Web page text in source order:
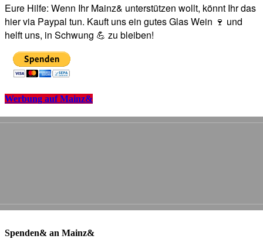
Eure Hilfe: Wenn Ihr Mainz& unterstützen wollt, könnt Ihr das
hier via Paypal tun. Kauft uns ein gutes Glas Wein 🍷 und
helft uns, in Schwung 💪 zu bleiben!
Werbung auf Mainz&
Spenden& an Mainz&